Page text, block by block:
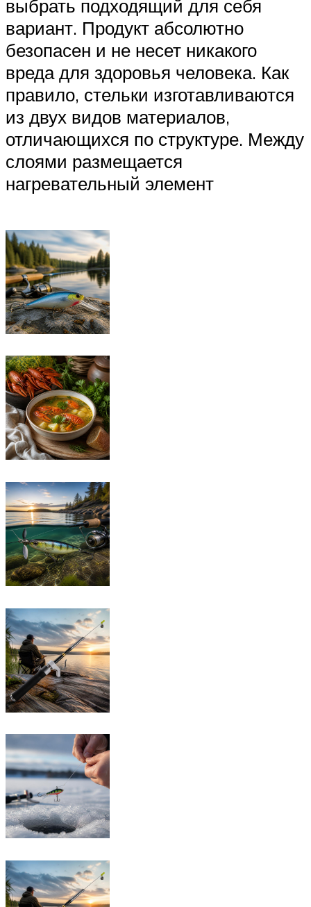
выбрать подходящий для себя
вариант. Продукт абсолютно
безопасен и не несет никакого
вреда для здоровья человека. Как
правило, стельки изготавливаются
из двух видов материалов,
отличающихся по структуре. Между
слоями размещается
нагревательный элемент